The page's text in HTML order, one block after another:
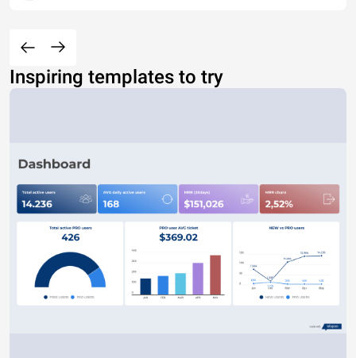
Inspiring templates to try